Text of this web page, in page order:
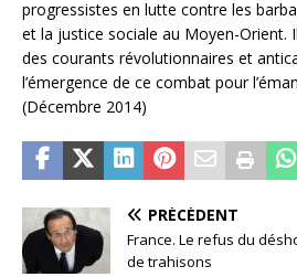
progressistes en lutte contre les
et la justice sociale au Moyen-Orient.
des courants révolutionnaires et
l’émergence de ce combat pour
(Décembre 2014)
PRÉCÉDENT
France. Le refus du
de trahisons